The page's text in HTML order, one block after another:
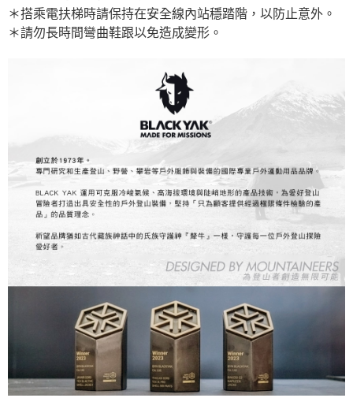
＊搭乘電扶梯時請保持在安全線內站穩踏階，以防止意外。
＊請勿長時間彎曲鞋跟以免造成變形。